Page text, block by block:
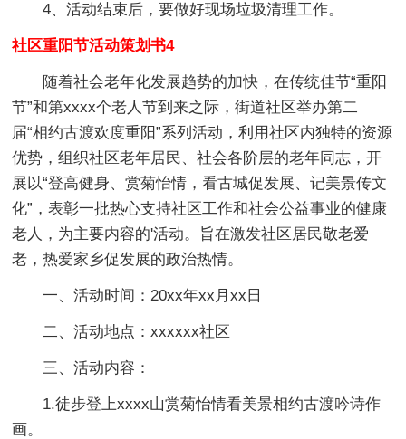
4、活动结束后，要做好现场垃圾清理工作。
社区重阳节活动策划书4
随着社会老年化发展趋势的加快，在传统佳节“重阳
节”和第xxxx个老人节到来之际，街道社区举办第二
届“相约古渡欢度重阳”系列活动，利用社区内独特的资源
优势，组织社区老年居民、社会各阶层的老年同志，开
展以“登高健身、赏菊怡情，看古城促发展、记美景传文
化”，表彰一批热心支持社区工作和社会公益事业的健康
老人，为主要内容的'活动。旨在激发社区居民敬老爱
老，热爱家乡促发展的政治热情。
一、活动时间：20xx年xx月xx日
二、活动地点：xxxxxx社区
三、活动内容：
1.徒步登上xxxx山赏菊怡情看美景相约古渡吟诗作
画。